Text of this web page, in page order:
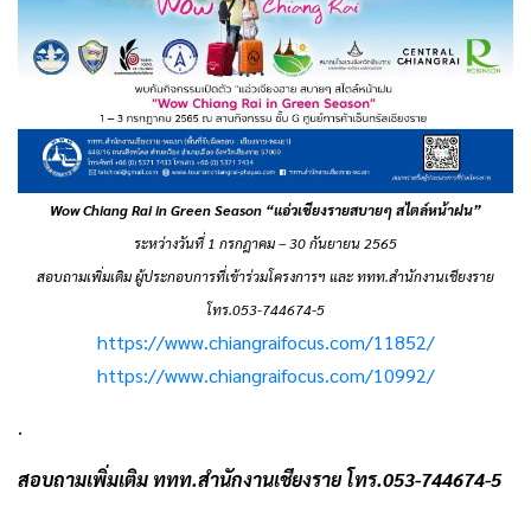
Wow Chiang Rai in Green Season “แอ่วเชียงรายสบายๆ สไตล์หน้าฝน”
ระหว่างวันที่ 1 กรกฎาคม – 30 กันยายน 2565
สอบถามเพิ่มเติม ผู้ประกอบการที่เข้าร่วมโครงการฯ และ ททท.สำนักงานเชียงราย
โทร.053-744674-5
https://www.chiangraifocus.com/11852/
https://www.chiangraifocus.com/10992/
.
สอบถามเพิ่มเติม ททท.สำนักงานเชียงราย โทร.053-744674-5